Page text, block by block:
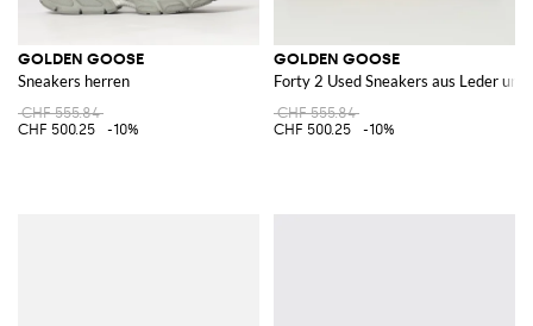
GOLDEN GOOSE
Sneakers herren
CHF 555.84
CHF 500.25
-10%
GOLDEN GOOSE
Forty 2 Used Sneakers aus Leder und
CHF 555.84
CHF 500.25
-10%